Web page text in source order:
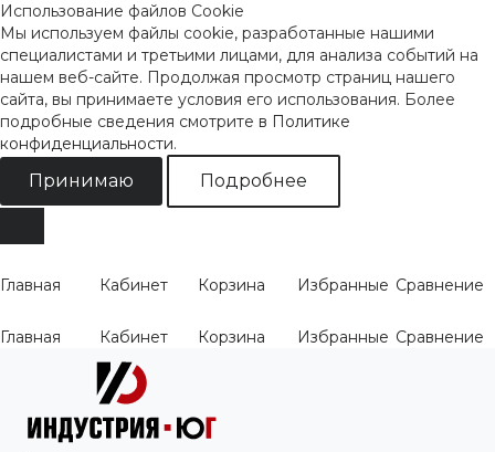
Использование файлов Cookie
Мы используем файлы cookie, разработанные нашими
специалистами и третьими лицами, для анализа событий на
нашем веб-сайте. Продолжая просмотр страниц нашего
сайта, вы принимаете условия его использования. Более
подробные сведения смотрите в Политике
конфиденциальности.
Принимаю Подробнее
Главная Кабинет Корзина Избранные Сравнение
Главная Кабинет Корзина Избранные Сравнение